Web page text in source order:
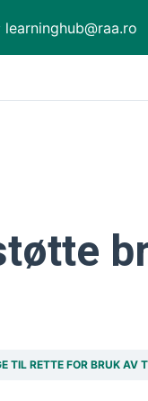
learninghub@raa.ro
AV TILBAKEMELDINGER GJENNOM EFFEKTIVE